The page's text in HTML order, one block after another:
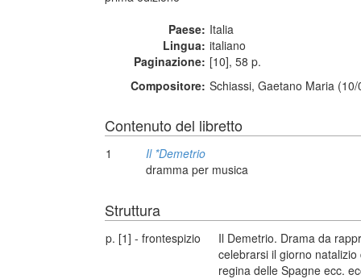
Paese: Italia
Lingua: italiano
Paginazione: [10], 58 p.
Compositore: Schiassi, Gaetano Maria
Contenuto del libretto
1
Il *Demetrio
dramma per musica
Struttura
p. [1] - frontespizio
Il Demetrio. Drama da
celebrarsi il giorno
regina delle Spagne ecc.